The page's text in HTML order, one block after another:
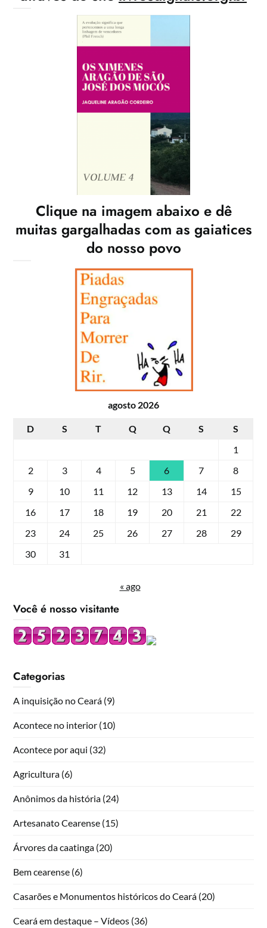
Clique na imagem abaixo e dê
muitas gargalhadas com as gaiatices
do nosso povo
agosto 2026
D S T Q Q S
S
1
2
3 4 5 6 7
8
9
10 11 12 13 14
15
16
17 18 19 20 21
22
23
24 25 26 27 28
29
30
31
« ago
Você é nosso visitante
Categorias
A inquisição no Ceará (9)
Acontece no interior (10)
Acontece por aqui (32)
Agricultura (6)
Anônimos da história (24)
Artesanato Cearense (15)
Árvores da caatinga (20)
Bem cearense (6)
Casarões e Monumentos históricos do Ceará (20)
Ceará em destaque – Vídeos (36)